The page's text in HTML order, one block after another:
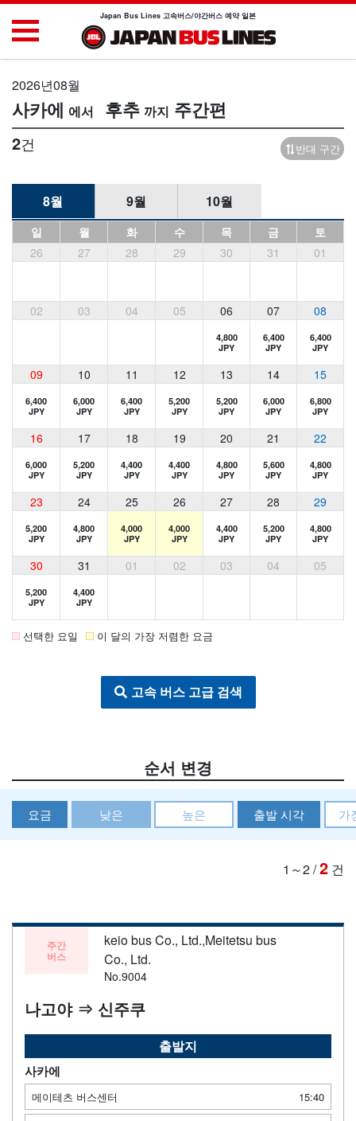
Japan Bus Lines 고속버스/야간버스 예약 일본
2026년08월
사카에 후추 주간편
2건 반대 구간
8월 9월 10월
일 월 화 수 목 금
토
26
27 28 29 30 31 01
02 03 04 05 06 07 08
4,800
JPY
6,400
JPY
6,400
JPY
09 10 11 12 13 14 15
6,400
JPY
6,000
JPY
6,400
JPY
5,200
JPY
5,200
JPY
6,000
JPY
6,800
JPY
16 17 18 19 20 21 22
6,000
JPY
5,200
JPY
4,400
JPY
4,400
JPY
4,800
JPY
5,600
JPY
4,800
JPY
23 24 25 26 27 28 29
5,200
JPY
4,800
JPY
4,000
JPY
4,000
JPY
4,400
JPY
5,200
JPY
4,800
JPY
30 31 01 02 03 04 05
5,200
JPY
4,400
JPY
선택한 요일 이 달의 가장 저렴한 요금
고속 버스 고급 검색
순서 변경
요금 낮은 높은 출발 시각 가
1～2/2 건
주간
버스
keio bus Co., Ltd.,Meitetsu bus
Co., Ltd.
No.9004
나고야 ⇒ 신주쿠
출발지
사카에
메이테츠 버스센터
15:40